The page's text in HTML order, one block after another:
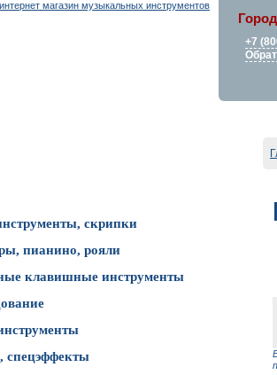
+7
скрипки
пианино, рояли
клавишные инструменты
спецэффекты